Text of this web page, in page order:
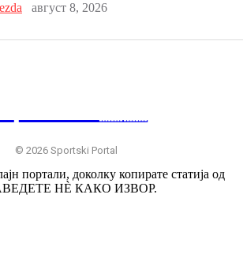
август 8, 2026
© 2026 Sportski Portal
портали, доколку копирате статија од
НÈ КАКО ИЗВОР.